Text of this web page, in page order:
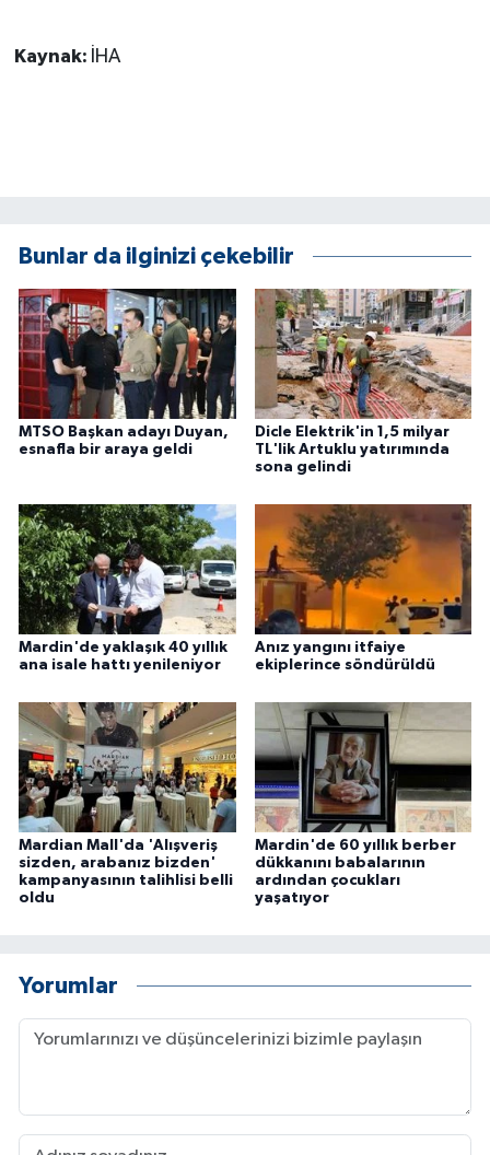
Kaynak: İHA
Bunlar da ilginizi çekebilir
MTSO Başkan adayı Duyan,
esnafla bir araya geldi
Dicle Elektrik'in 1,5 milyar
TL'lik Artuklu yatırımında
sona gelindi
Mardin'de yaklaşık 40 yıllık
ana isale hattı yenileniyor
Anız yangını itfaiye
ekiplerince söndürüldü
Mardian Mall'da 'Alışveriş
sizden, arabanız bizden'
kampanyasının talihlisi belli
oldu
Mardin'de 60 yıllık berber
dükkanını babalarının
ardından çocukları
yaşatıyor
Yorumlar
YAŞAM
YEREL
Yerel Haberler